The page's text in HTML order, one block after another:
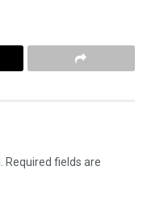
Required fields are